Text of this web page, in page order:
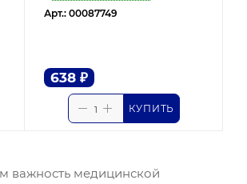
Арт.: 00087749
638₽
КУПИТЬ
важность медицинской